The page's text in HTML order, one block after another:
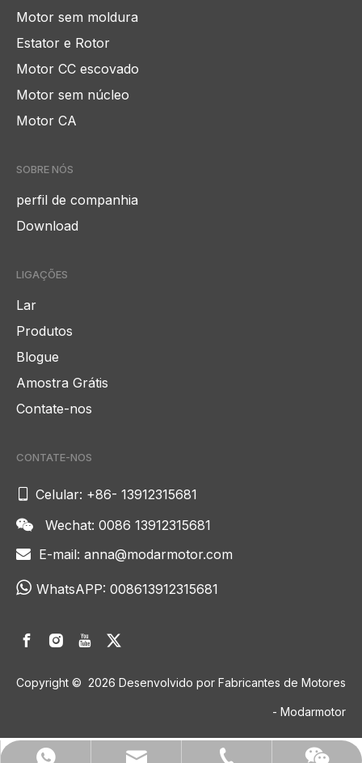
008613912315681
anna@modarmotor.com
+86- 13912315681
Conversamos
Motor sem moldura
Estator e Rotor
Motor CC escovado
Motor sem núcleo
Motor CA
SOBRE NÓS
perfil de companhia
Download
LIGAÇÕES
Lar
Produtos
Blogue
Amostra Grátis
Contate-nos
CONTATE-NOS
 Celular: +86- 13912315681
 Wechat: 0086 13912315681
 E-mail: anna@modarmotor.com
 WhatsAPP: 008613912315681
Copyright © 2026 Desenvolvido por Fabricantes de Motores
- Modarmotor